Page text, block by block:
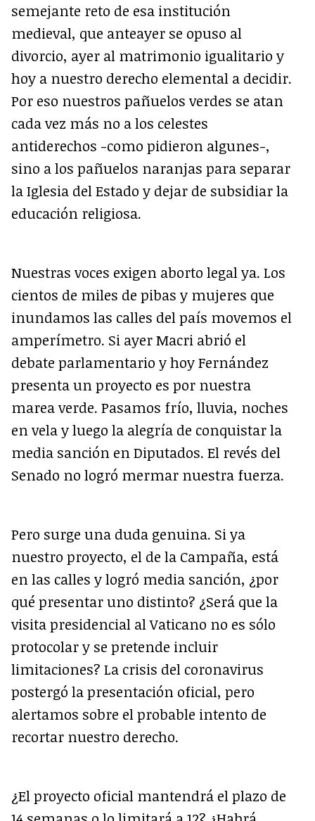
semejante reto de esa institución
medieval, que anteayer se opuso al
divorcio, ayer al matrimonio igualitario y
hoy a nuestro derecho elemental a decidir.
Por eso nuestros pañuelos verdes se atan
cada vez más no a los celestes
antiderechos -como pidieron algunes-,
sino a los pañuelos naranjas para separar
la Iglesia del Estado y dejar de subsidiar la
educación religiosa.
Nuestras voces exigen aborto legal ya. Los
cientos de miles de pibas y mujeres que
inundamos las calles del país movemos el
amperímetro. Si ayer Macri abrió el
debate parlamentario y hoy Fernández
presenta un proyecto es por nuestra
marea verde. Pasamos frío, lluvia, noches
en vela y luego la alegría de conquistar la
media sanción en Diputados. El revés del
Senado no logró mermar nuestra fuerza.
Pero surge una duda genuina. Si ya
nuestro proyecto, el de la Campaña, está
en las calles y logró media sanción, ¿por
qué presentar uno distinto? ¿Será que la
visita presidencial al Vaticano no es sólo
protocolar y se pretende incluir
limitaciones? La crisis del coronavirus
postergó la presentación oficial, pero
alertamos sobre el probable intento de
recortar nuestro derecho.
¿El proyecto oficial mantendrá el plazo de